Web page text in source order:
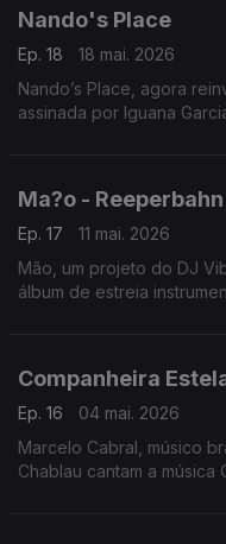
Nando's Place
Ep. 18
18 mai. 2026
Nando’s Place, agora
assinada por Iguana
Ma?o - Reeperbahn
Ep. 17
11 mai. 2026
Mão, um projeto do DJ
álbum de estreia
Companheira
Ep. 16
04 mai. 2026
Marcelo Cabral, músico
Chablau cantam a música